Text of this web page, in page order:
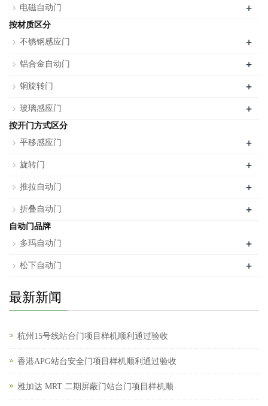
电磁自动门 +
按材质区分
不锈钢感应门
+
铝合金自动门 +
铜旋转门 +
玻璃感应门 +
按开门方式区分
平移感应门
+
旋转门 +
推拉自动门 +
折叠自动门 +
自动门品牌
多玛自动门
+
松下自动门 +
最新新闻
杭州15号线站台门项目样机顺利通过验收
香港APG站台安全门项目样机顺利通过验收
雅加达 MRT 二期屏蔽门站台门项目样机顺